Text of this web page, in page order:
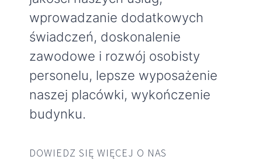
wprowadzanie dodatkowych
świadczeń, doskonalenie
zawodowe i rozwój osobisty
personelu, lepsze wyposażenie
naszej placówki, wykończenie
budynku.
DOWIEDZ SIĘ WIĘCEJ O NAS